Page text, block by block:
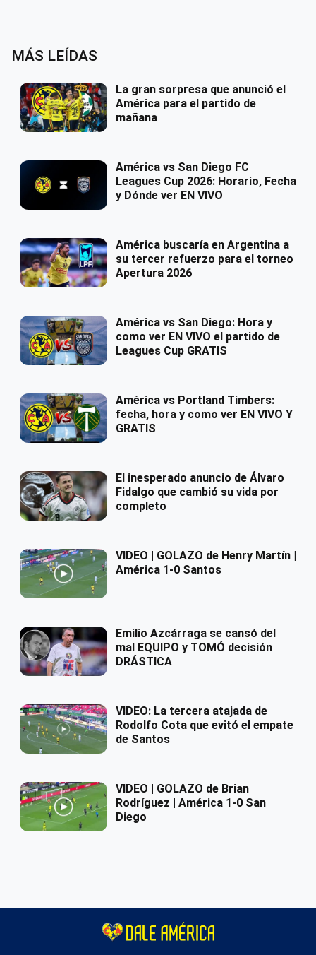
MÁS LEÍDAS
La gran sorpresa que anunció el
América para el partido de
mañana
América vs San Diego FC
Leagues Cup 2026: Horario, Fecha
y Dónde ver EN VIVO
América buscaría en Argentina a
su tercer refuerzo para el torneo
Apertura 2026
América vs San Diego: Hora y
como ver EN VIVO el partido de
Leagues Cup GRATIS
América vs Portland Timbers:
fecha, hora y como ver EN VIVO Y
GRATIS
El inesperado anuncio de Álvaro
Fidalgo que cambió su vida por
completo
VIDEO | GOLAZO de Henry Martín |
América 1-0 Santos
Emilio Azcárraga se cansó del
mal EQUIPO y TOMÓ decisión
DRÁSTICA
VIDEO: La tercera atajada de
Rodolfo Cota que evitó el empate
de Santos
VIDEO | GOLAZO de Brian
Rodríguez | América 1-0 San
Diego